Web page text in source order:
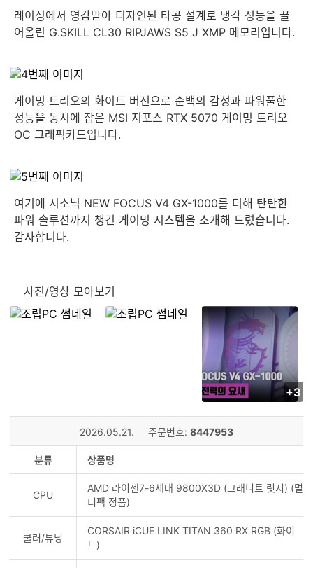
레이싱에서 영감받아 디자인된 타공 설계로 냉각 성능을 끌
어올린 G.SKILL CL30 RIPJAWS S5 J XMP 메모리입니다.
게이밍 트리오의 화이트 버전으로 순백의 감성과 파워풀한
성능을 동시에 잡은 MSI 지포스 RTX 5070 게이밍 트리오
OC 그래픽카드입니다.
여기에 시소닉 NEW FOCUS V4 GX-1000를 더해 탄탄한
파워 솔루션까지 챙긴 게이밍 시스템을 소개해 드렸습니다.
감사합니다.
사진/영상 모아보기
사
진/
상
록
수
+3
2026.05.21. l 주문번호: 8447953
분류 상품명
CPU
AMD 라이젠7-6세대 9800X3D (그래니트 릿지) (멀
티팩 정품)
쿨러/튜닝
CORSAIR iCUE LINK TITAN 360 RX RGB (화이
트)